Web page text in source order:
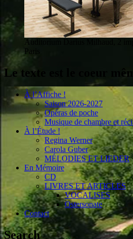
Auditorium Darius Milhaud, 2
Paris
Le texte est le coeur
À l’Affiche !
Saison 2026-2027
Opéras de poche
Musique de chambre et
À l’Étude !
Regina Werner
Carola Guber
MÉLODIES ET LIEDER
En Mémoire
CD
LIVRES ET ARTICLES
VOCALISES
Ostersonate
Contact
Search